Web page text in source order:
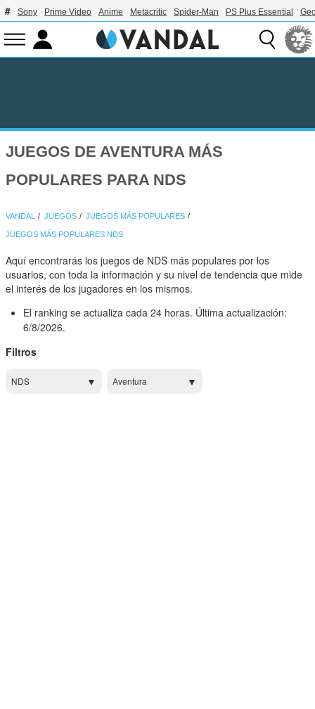
Sony Prime Video Anime Metacritic Spider-Man PS Plus Essential
JUEGOS DE AVENTURA MÁS
POPULARES PARA NDS
VANDAL JUEGOS JUEGOS MÁS POPULARES
JUEGOS MÁS POPULARES NDS
Aquí encontrarás los juegos de NDS más populares por los
usuarios, con toda la información y su nivel de tendencia que mide
el interés de los jugadores en los mismos.
El ranking se actualiza cada 24 horas. Última actualización:
6/8/2026.
Filtros
NDS Aventura